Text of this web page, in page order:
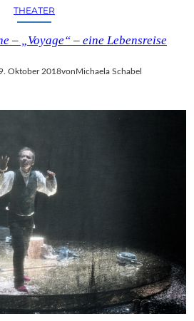
THEATER
– „Voyage“ – eine Lebensreise
Oktober 2018vonMichaela Schabel